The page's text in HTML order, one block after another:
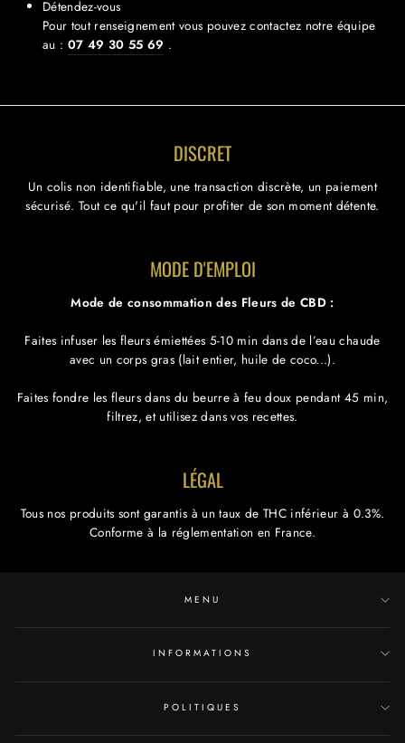
Détendez-vous ​​
Pour tout renseignement vous pouvez contactez notre équipe
au : 07 49 30 55 69 .
DISCRET
Un colis non identifiable, une transaction discrète, un paiement
sécurisé. Tout ce qu'il faut pour profiter de son moment détente.
MODE D'EMPLOI
Mode de consommation des Fleurs de CBD :
Faites infuser les fleurs émiettées 5-10 min dans de l’eau chaude
avec un corps gras (lait entier, huile de coco...).
Faites fondre les fleurs dans du beurre à feu doux pendant 45 min,
filtrez, et utilisez dans vos recettes.
LÉGAL
Tous nos produits sont garantis à un taux de THC inférieur à 0.3%.
Conforme à la réglementation en France.
MENU
INFORMATIONS
POLITIQUES